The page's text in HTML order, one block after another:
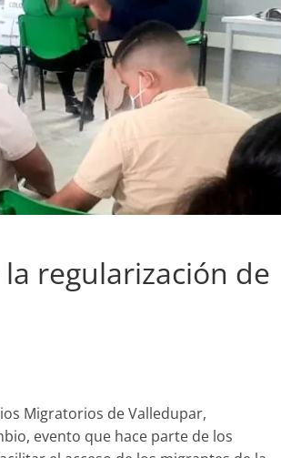
regularización de
Migratorios de Valledupar,
evento que hace parte de los